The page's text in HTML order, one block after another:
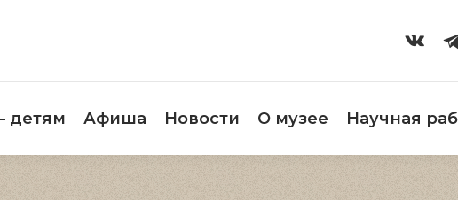
детям Афиша Новости О музее Научная
О